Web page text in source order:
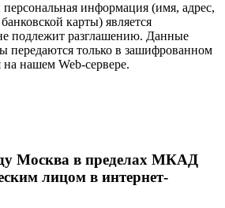
информация (имя, адрес,
карты) является
подлежит разглашению. Данные
передаются только в зашифрованном
нашем Web-сервере.
Москва в пределах МКАД
лицом в интернет-